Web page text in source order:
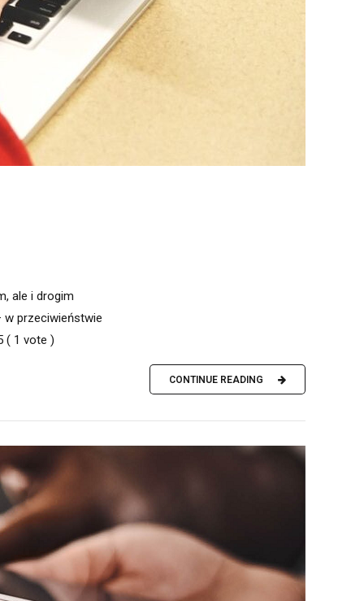
ale i drogim
w przeciwieństwie
( 1 vote )
CONTINUE READING